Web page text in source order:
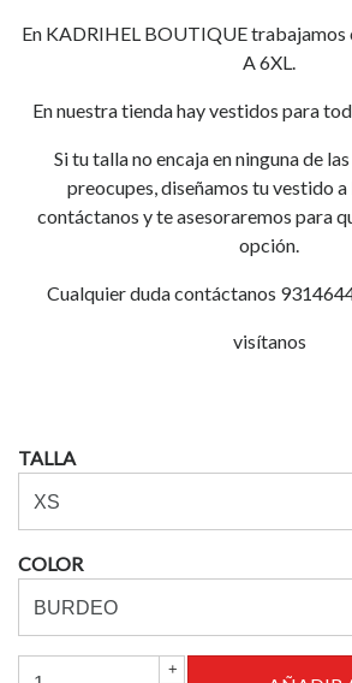
En KADRIHEL BOUTIQUE trabajamos
A 6XL.
En nuestra tienda hay vestidos para
Si tu talla no encaja en ninguna de
preocupes, diseñamos tu vestido a
contáctanos y te asesoraremos para
opción.
Cualquier duda contáctanos
visítanos
TALLA
COLOR
+